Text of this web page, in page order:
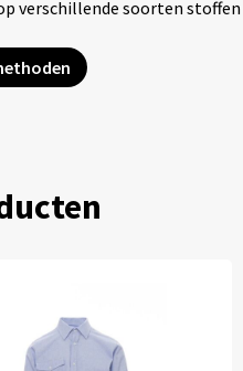
verschillende soorten